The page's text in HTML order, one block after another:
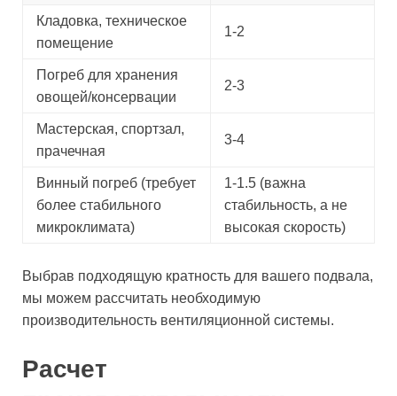
Кладовка, техническое
помещение
1-2
Погреб для хранения
овощей/консервации
2-3
Мастерская, спортзал,
прачечная
3-4
Винный погреб (требует
более стабильного
микроклимата)
1-1.5 (важна
стабильность, а не
высокая скорость)
Выбрав подходящую кратность для вашего подвала,
мы можем рассчитать необходимую
производительность вентиляционной системы.
Расчет